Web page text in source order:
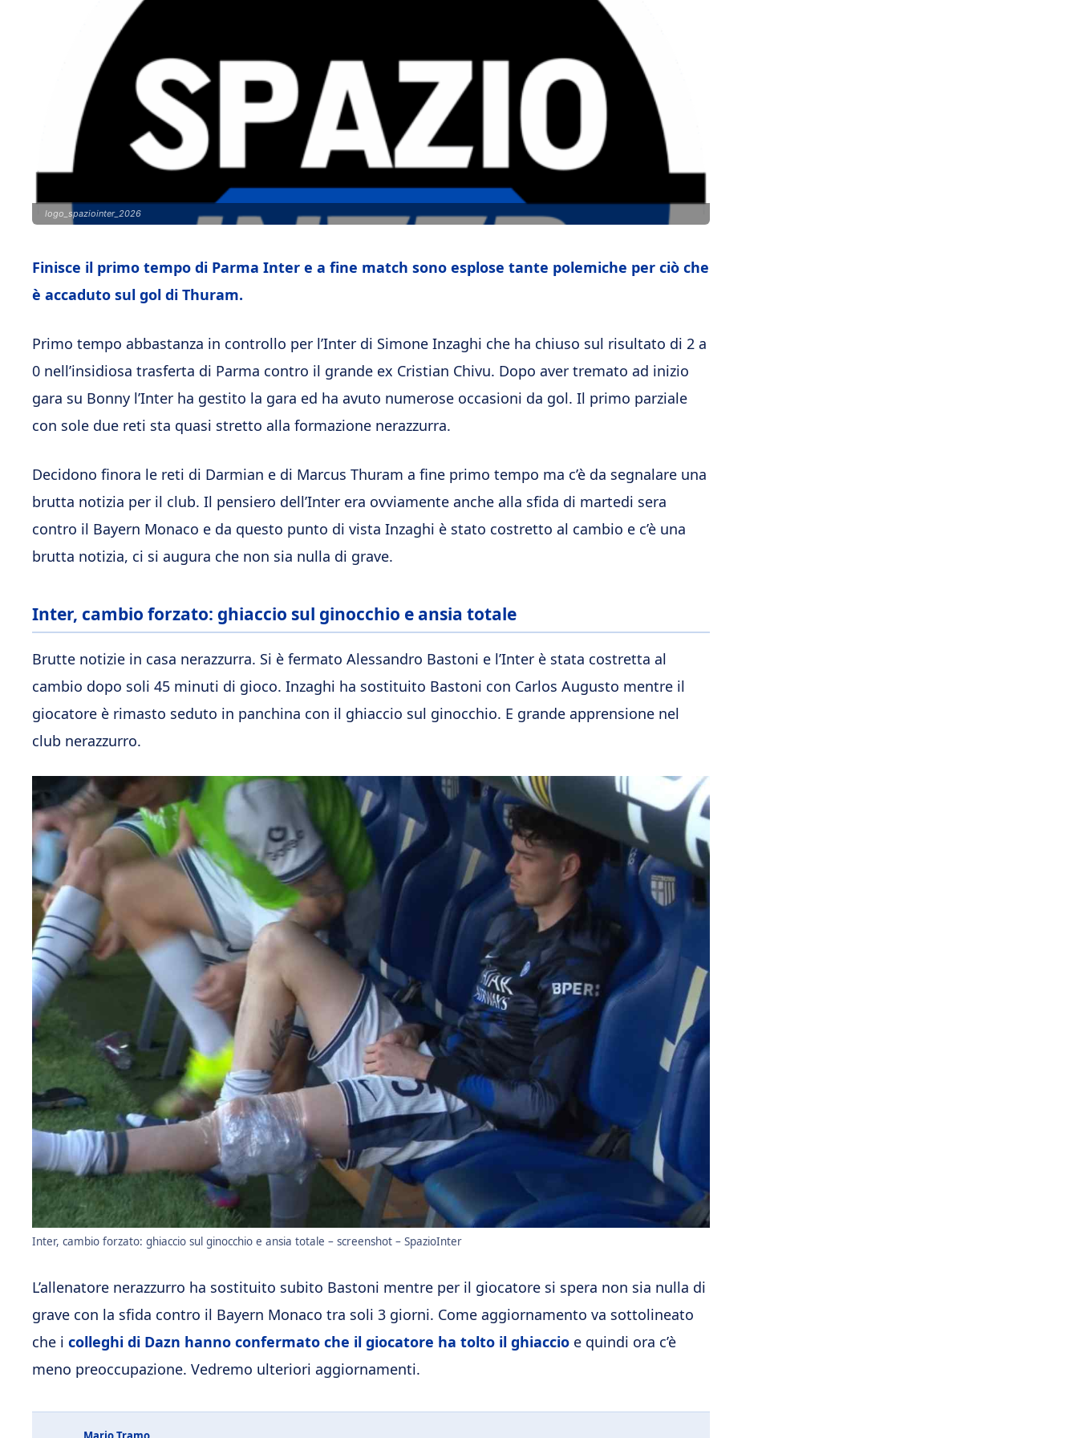
logo_spaziointer_2026
Finisce il primo tempo di Parma Inter e a fine match sono esplose tante polemiche per ciò che
è accaduto sul gol di Thuram.
Primo tempo abbastanza in controllo per l’Inter di Simone Inzaghi che ha chiuso sul risultato di 2 a
0 nell’insidiosa trasferta di Parma contro il grande ex Cristian Chivu. Dopo aver tremato ad inizio
gara su Bonny l’Inter ha gestito la gara ed ha avuto numerose occasioni da gol. Il primo parziale
con sole due reti sta quasi stretto alla formazione nerazzurra.
Decidono finora le reti di Darmian e di Marcus Thuram a fine primo tempo ma c’è da segnalare una
brutta notizia per il club. Il pensiero dell’Inter era ovviamente anche alla sfida di martedi sera
contro il Bayern Monaco e da questo punto di vista Inzaghi è stato costretto al cambio e c’è una
brutta notizia, ci si augura che non sia nulla di grave.
Inter, cambio forzato: ghiaccio sul ginocchio e ansia totale
Brutte notizie in casa nerazzurra. Si è fermato Alessandro Bastoni e l’Inter è stata costretta al
cambio dopo soli 45 minuti di gioco. Inzaghi ha sostituito Bastoni con Carlos Augusto mentre il
giocatore è rimasto seduto in panchina con il ghiaccio sul ginocchio. E grande apprensione nel
club nerazzurro.
Inter, cambio forzato: ghiaccio sul ginocchio e ansia totale – screenshot – SpazioInter
L’allenatore nerazzurro ha sostituito subito Bastoni mentre per il giocatore si spera non sia nulla di
grave con la sfida contro il Bayern Monaco tra soli 3 giorni. Come aggiornamento va sottolineato
che i colleghi di Dazn hanno confermato che il giocatore ha tolto il ghiaccio e quindi ora c’è
meno preoccupazione. Vedremo ulteriori aggiornamenti.